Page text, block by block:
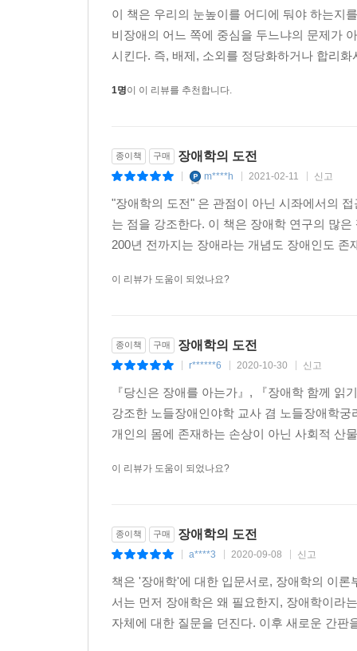
대상으로 대대적인 단종수술을 시행하고, 안락
북유럽 국가(스웨덴, 덴마크, 노르웨이, 핀란드)
(민간이 아닌) 정부 차원에서 ‘국가인종생물학연
변화에 부응해 ‘인류유전학’과 ‘의료유전학’
단종수술이나 안락사 같은 방식이 아니더라도,
함으로써 장애를 가진 태아에 한해 선별적 낙태가
산전 검사는 표면적으로 예비 부모의 ‘충분한
여겨진다. 그러나 산전 검사는 사실상 ‘행선지
검사는 이미 양수 검사 같은 진단 검사를 전제하
차단해야 한다는 논리는, 장애를 단순한 비극
문제가 있다. 또한 장애아의 낙태를 선택하도록
신자유주의적 통치 환경이 시장의 원리와 욕망을
한 ‘유전학적 서비스’에 대한 수요는 앞으로
재능으로서의 ‘능력자본’이며, 이 ‘능력자본’에
자기개발서 탐독, ‘스펙 쌓기’로 대표되는 자기
우생주의적 욕망이 확대될 가능성이 훨씬 더 큰
상품은 얼마든지 우생주의를 가동할 수 있다.
인간중심주의에 도전하다
좀 더 시야를 넓히면, ‘장애인-비장애인’이라
인간중심주의, 즉 휴머니즘이야말로 비장애인
이 책은 우리의 눈높이를 어디에 둬야 하는지
비장애의 어느 쪽에 중심을 두느냐의 문제가
시킨다. 즉, 배제, 소외를 정당화하거나 합리
1명이 이 리뷰를 추천합니다.
종이책 구매 장애학의 도전
m****h 2021-02-11 신고
"장애학의 도전" 은 관점이 아닌 시좌에서의
는 점을 강조한다. 이 책은 장애학 연구의 많
200년 전까지는 장애라는 개념도 장애인도
이 리뷰가 도움이 되었나요?
종이책 구매 장애학의 도전
r******6 2020-10-30 신고
『당신은 장애를 아는가』, 『장애학 함께 읽
강조한 노들장애인야학 교사 겸 노들장애학
개인의 몸에 존재하는 손상이 아닌 사회적 산
이 리뷰가 도움이 되었나요?
종이책 구매 장애학의 도전
a****3 2020-09-08 신고
책은 '장애학'에 대한 입문서로, 장애학의 이
서는 먼저 장애학은 왜 필요한지, 장애학이라
자체에 대한 질문을 던진다. 이후 새로운 간